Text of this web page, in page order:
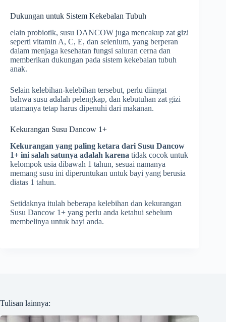
Dukungan untuk Sistem Kekebalan Tubuh
elain probiotik, susu DANCOW juga mencakup zat gizi
seperti vitamin A, C, E, dan selenium, yang berperan
dalam menjaga kesehatan fungsi saluran cerna dan
memberikan dukungan pada sistem kekebalan tubuh
anak.
Selain kelebihan-kelebihan tersebut, perlu diingat
bahwa susu adalah pelengkap, dan kebutuhan zat gizi
utamanya tetap harus dipenuhi dari makanan.
Kekurangan Susu Dancow 1+
Kekurangan yang paling ketara dari Susu Dancow
1+ ini salah satunya adalah karena tidak cocok untuk
kelompok usia dibawah 1 tahun, sesuai namanya
memang susu ini diperuntukan untuk bayi yang berusia
diatas 1 tahun.
Setidaknya itulah beberapa kelebihan dan kekurangan
Susu Dancow 1+ yang perlu anda ketahui sebelum
membelinya untuk bayi anda.
Tulisan lainnya: